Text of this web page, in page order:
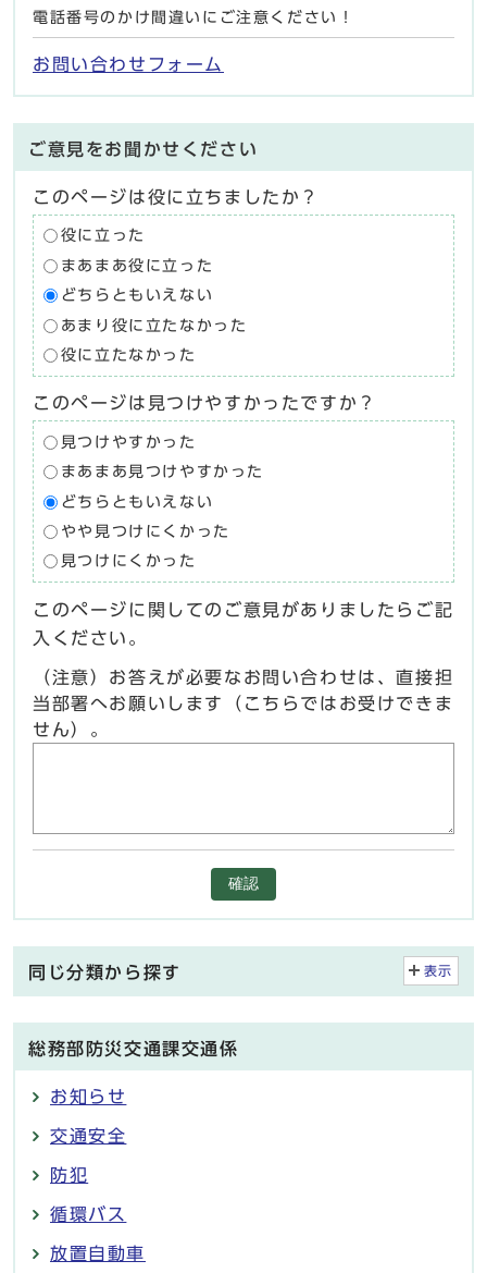
電話番号のかけ間違いにご注意ください！
お問い合わせフォーム
ご意見をお聞かせください
このページは役に立ちましたか？
役に立った
まあまあ役に立った
どちらともいえない
あまり役に立たなかった
役に立たなかった
このページは見つけやすかったですか？
見つけやすかった
まあまあ見つけやすかった
どちらともいえない
やや見つけにくかった
見つけにくかった
このページに関してのご意見がありましたらご記
入ください。
（注意）お答えが必要なお問い合わせは、直接担
当部署へお願いします（こちらではお受けできま
せん）。
確認
同じ分類から探す 表示
総務部防災交通課交通係
お知らせ
交通安全
防犯
循環バス
放置自動車